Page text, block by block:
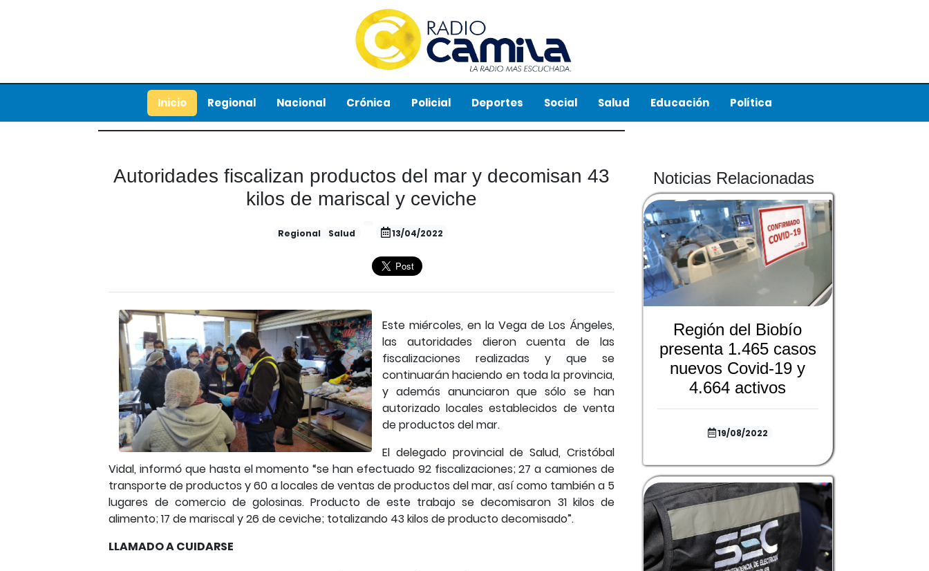
Inicio Regional Nacional Crónica Policial Deportes Social Salud Educación Política
Autoridades fiscalizan productos del mar y decomisan 43
kilos de mariscal y ceviche
Regional Salud 13/04/2022
Este miércoles, en la Vega de Los Ángeles,
las autoridades dieron cuenta de las
fiscalizaciones realizadas y que se
continuarán haciendo en toda la provincia,
y además anunciaron que sólo se han
autorizado locales establecidos de venta
de productos del mar.
El delegado provincial de Salud, Cristóbal
Vidal, informó que hasta el momento “se han efectuado 92 fiscalizaciones; 27 a camiones de
transporte de productos y 60 a locales de ventas de productos del mar, así como también a 5
lugares de comercio de golosinas. Producto de este trabajo se decomisaron 31 kilos de
alimento; 17 de mariscal y 26 de ceviche; totalizando 43 kilos de producto decomisado”.
LLAMADO A CUIDARSE
Noticias Relacionadas
Región del Biobío
presenta 1.465 casos
nuevos Covid-19 y
4.664 activos
19/08/2022